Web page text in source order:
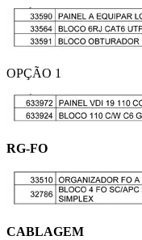
OPÇÃO 1
RG-FO
CABLAGEM